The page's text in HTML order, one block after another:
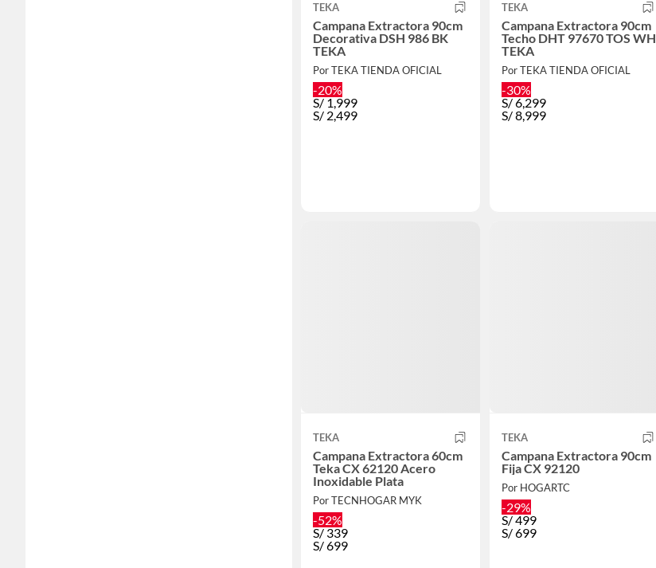
TEKA
Campana Extractora 90cm
Decorativa DSH 986 BK
TEKA
Por TEKA TIENDA OFICIAL
-20%
S/1,999
S/ 2,499
TEKA
Campana Extractora 90cm
Techo DHT 97670 TOS WH
TEKA
Por TEKA TIENDA OFICIAL
-30%
S/6,299
S/8,999
TEKA
Campana Extractora 60cm
Teka CX 62120 Acero
Inoxidable Plata
Por TECNHOGAR MYK
-52%
S/339
S/699
TEKA
Campana Extractora 90cm
Fija CX 92120
Por HOGARTC
-29%
S/499
S/699